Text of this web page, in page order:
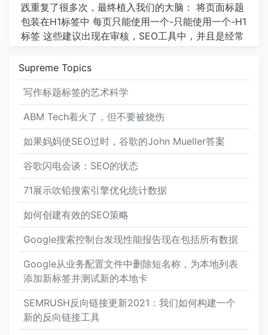
些应该与页面相关，就像他们一样向谷歌和用户提供
对文章和上下文的结构。…
践重复了很多次，最终植入我们的大脑： 将页面标题
包装在H1标签中 每页只能使用一个-只能使用一个-H1
标签 这些建议出现在审核，SEO工具中，并且是经常
的标题是H2。那是不对的！” “当然，但这会伤害他们
吗？” “不知道，实际上。” 随着时间的流逝，SEO开
始放弃这些想法，而使用单个H1的严格概念已被“页面
顶部附近的大文本”所取代。 Google在内容分析和理
解页面各部分如何组合方面变得更好。 鉴于发布者多
久会使用HTML标记犯错，所以他们会尝试自己找出
原因是有道理的。 这个问题经常出现，Google的
John Muller 在网站站长视频群聊中解决了这个问题
： “您可以在页面上随意使用H1标签。没有限制-上限
和下限都没有。 H1元素是一种为页面提供更多结构的
好方法，以便用户和搜索引擎可以了解页面的哪些部
分属于不同的标题，因此我将在页面上以适当的方式
使用它们。 尤其是对于HTML5，在页面上具有多个
H1元素是完全正常的，也是一种期望。…
Supreme Topics
写作标题标签的艺术科学
ABM Tech着火了，但不要被烧伤
如果妈妈使SEO过时，谷歌的John Mueller答案
谷歌闪电会谈：SEO的状态
71展示吹铅搜索引擎优化统计数据
如何创建有效的SEO策略
Google搜索控制台发现性能报告现在包括所有数据
Google从业务配置文件中删除短名称，为本地列表
添加新标签并测试新的本地卡
SEMRUSH反向链接更新2021：我们如何构建一个
新的反向链接工具